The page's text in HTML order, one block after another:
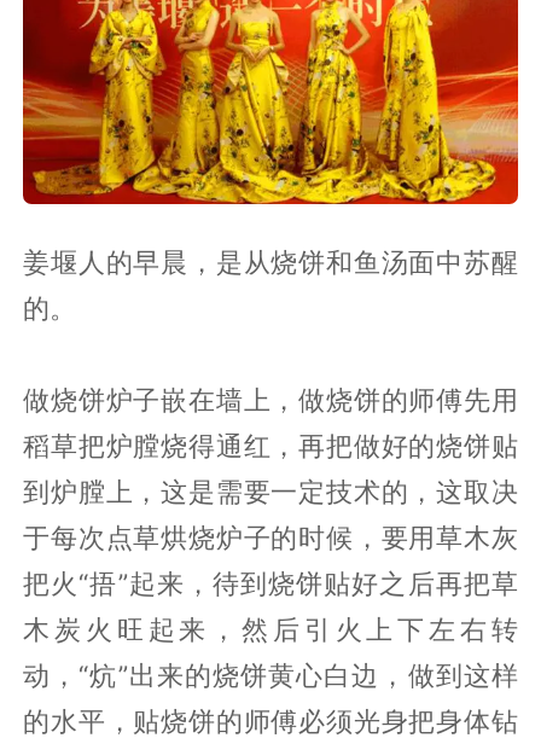
姜堰人的早晨，是从烧饼和鱼汤面中苏醒
的。
做烧饼炉子嵌在墙上，做烧饼的师傅先用
稻草把炉膛烧得通红，再把做好的烧饼贴
到炉膛上，这是需要一定技术的，这取决
于每次点草烘烧炉子的时候，要用草木灰
把火“捂”起来，待到烧饼贴好之后再把草
木炭火旺起来，然后引火上下左右转
动，“炕”出来的烧饼黄心白边，做到这样
的水平，贴烧饼的师傅必须光身把身体钻